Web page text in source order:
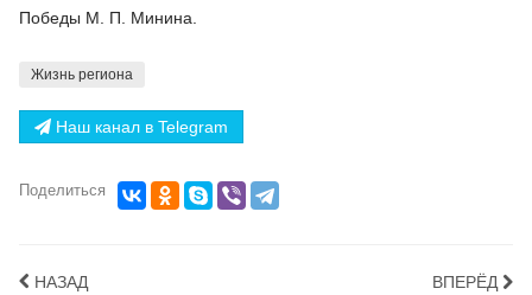
Победы М. П. Минина.
Жизнь региона
Наш канал в Telegram
Поделиться
НАЗАД ВПЕРЁД